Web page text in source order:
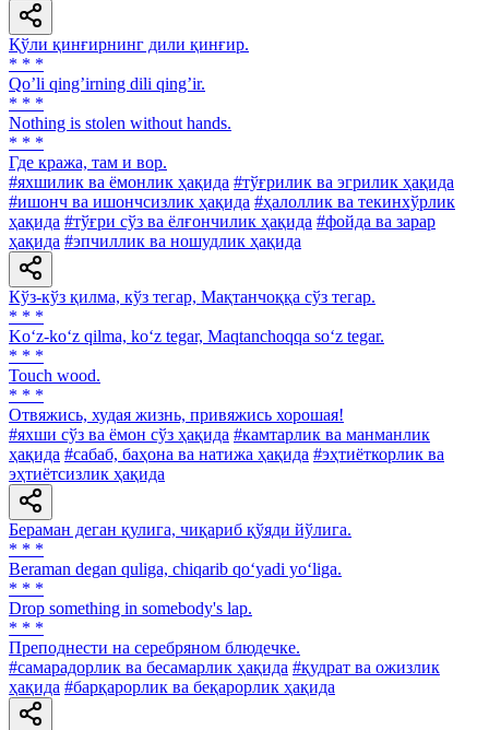
Қўли қинғирнинг дили қинғир.
* * *
Qoʼli qingʼirning dili qingʼir.
* * *
Nothing is stolen without hands.
* * *
Где кража, там и вор.
#яхшилик ва ёмонлик ҳақида #тўғрилик ва эгрилик ҳақида
#ишонч ва ишончсизлик ҳақида #ҳалоллик ва текинхўрлик
ҳақида #тўғри сўз ва ёлғончилик ҳақида #фойда ва зарар
ҳақида #эпчиллик ва ношудлик ҳақида
Кўз-кўз қилма, кўз тегар, Мақтанчоққа сўз тегар.
* * *
Ko‘z-ko‘z qilma, ko‘z tegar, Maqtanchoqqa so‘z tegar.
* * *
Touch wood.
* * *
Отвяжись, худая жизнь, привяжись хорошая!
#яхши сўз ва ёмон сўз ҳақида #камтарлик ва манманлик
ҳақида #сабаб, баҳона ва натижа ҳақида #эҳтиёткорлик ва
эҳтиётсизлик ҳақида
Бераман деган қулига, чиқариб қўяди йўлига.
* * *
Beraman degan quliga, chiqarib qo‘yadi yo‘liga.
* * *
Drop something in somebody's lap.
* * *
Преподнести на серебряном блюдечке.
#самарадорлик ва бесамарлик ҳақида #қудрат ва ожизлик
ҳақида #барқарорлик ва беқарорлик ҳақида